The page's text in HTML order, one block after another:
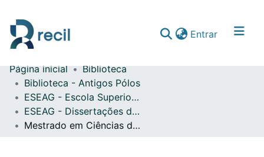
Entrar(current)
Comunidades & Coleções
Percorrer repositório
Estatísticas
Página inicial
Biblioteca
Biblioteca - Antigos Pólos
ESEAG - Escola Superior de Educação Almeida Garrett
ESEAG - Dissertações de Mestrado
Mestrado em Ciências da Educação na Área de Especialização em Supervisão Pedagógica e Formação de Formadores